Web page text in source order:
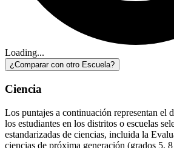
Loading...
¿Comparar con otro Escuela?
Ciencia
Los puntajes a continuación representan el
los estudiantes en los distritos o escuelas
estandarizadas de ciencias, incluida la
ciencias de próxima generación (grados 5,